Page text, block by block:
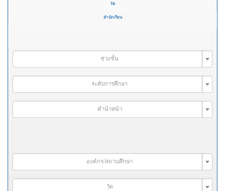
วัด
สำนักเรียน
ช่วงชั้น
ระดับการศึกษา
คำนำหน้า
องค์กร/สถานศึกษา
วัด